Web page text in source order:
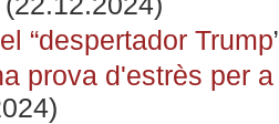
“despertador Trump
prova d'estrès per